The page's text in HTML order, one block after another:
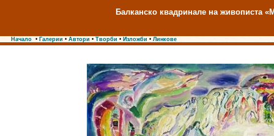
Балканско квадринале на живописта
Начало • Галерии • Автори • Творби • Изложби • Линкове